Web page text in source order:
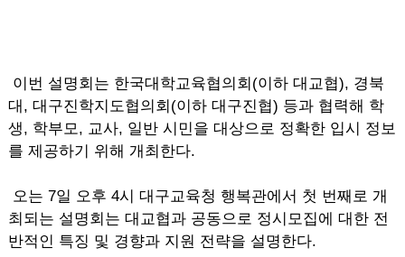
이번 설명회는 한국대학교육협의회(이하 대교협), 경북
대, 대구진학지도협의회(이하 대구진협) 등과 협력해 학
생, 학부모, 교사, 일반 시민을 대상으로 정확한 입시 정보
를 제공하기 위해 개최한다.
오는 7일 오후 4시 대구교육청 행복관에서 첫 번째로 개
최되는 설명회는 대교협과 공동으로 정시모집에 대한 전
반적인 특징 및 경향과 지원 전략을 설명한다.